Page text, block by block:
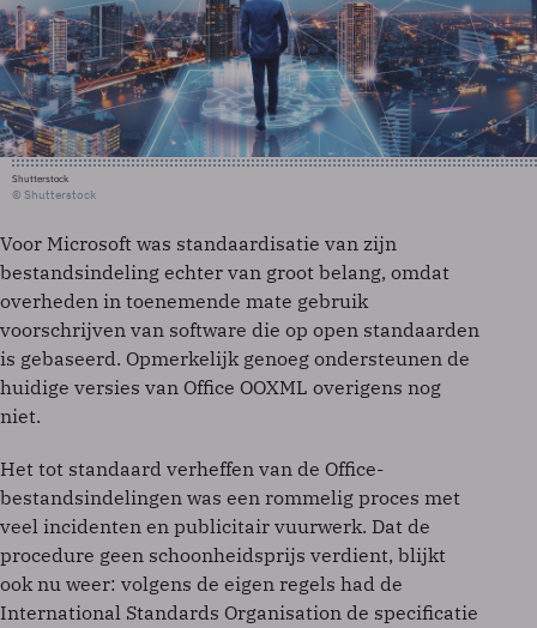
Shutterstock
© Shutterstock
Voor Microsoft was standaardisatie van zijn
bestandsindeling echter van groot belang, omdat
overheden in toenemende mate gebruik
voorschrijven van software die op open standaarden
is gebaseerd. Opmerkelijk genoeg ondersteunen de
huidige versies van Office OOXML overigens nog
niet.
Het tot standaard verheffen van de Office-
bestandsindelingen was een rommelig proces met
veel incidenten en publicitair vuurwerk. Dat de
procedure geen schoonheidsprijs verdient, blijkt
ook nu weer: volgens de eigen regels had de
International Standards Organisation de specificatie